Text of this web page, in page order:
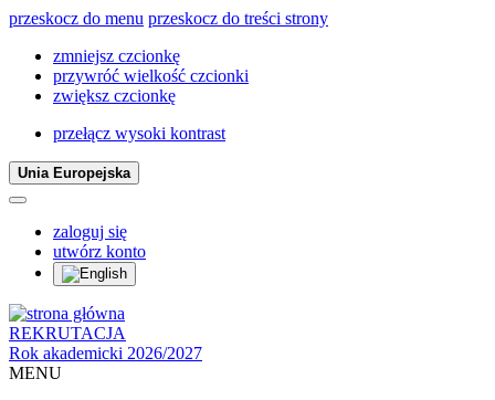
przeskocz do menu przeskocz do treści strony
zmniejsz czcionkę
przywróć wielkość czcionki
zwiększ czcionkę
przełącz wysoki kontrast
Unia Europejska
zaloguj się
utwórz konto
REKRUTACJA
Rok akademicki 2026/2027
MENU